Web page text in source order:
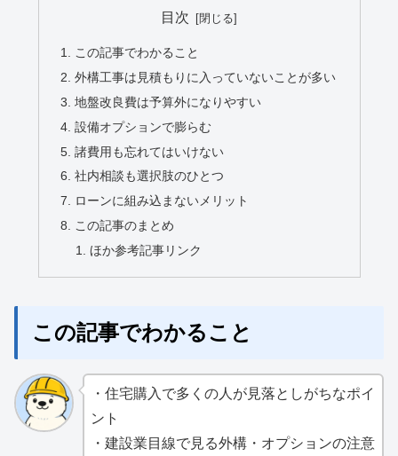
目次
この記事でわかること
外構工事は見積もりに入っていないことが多い
地盤改良費は予算外になりやすい
設備オプションで膨らむ
諸費用も忘れてはいけない
社内相談も選択肢のひとつ
ローンに組み込まないメリット
この記事のまとめ
ほか参考記事リンク
この記事でわかること
・住宅購入で多くの人が見落としがちなポイ
ント
・建設業目線で見る外構・オプションの注意